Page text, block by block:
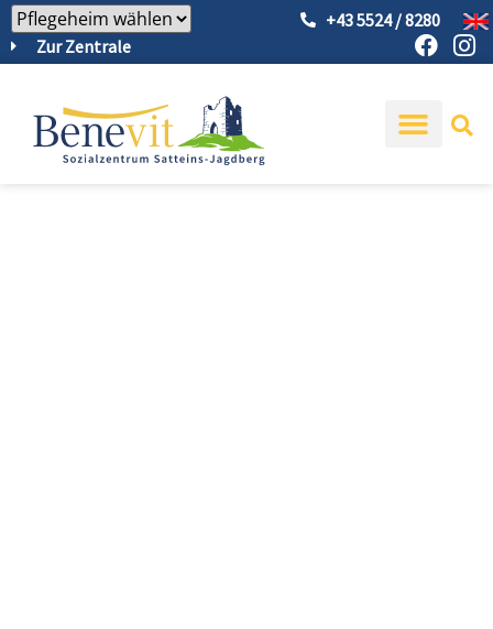
Zur Zentrale
+43 5524 / 8280